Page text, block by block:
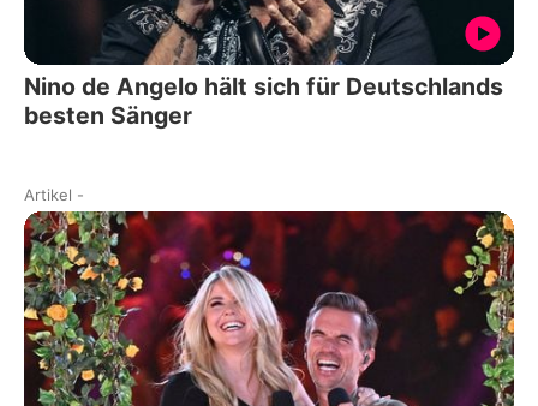
Nino de Angelo hält sich für Deutschlands
besten Sänger
Artikel -